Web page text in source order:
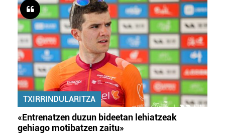
TXIRRINDULARITZA
«Entrenatzen duzun bideetan lehiatzeak
gehiago motibatzen zaitu»